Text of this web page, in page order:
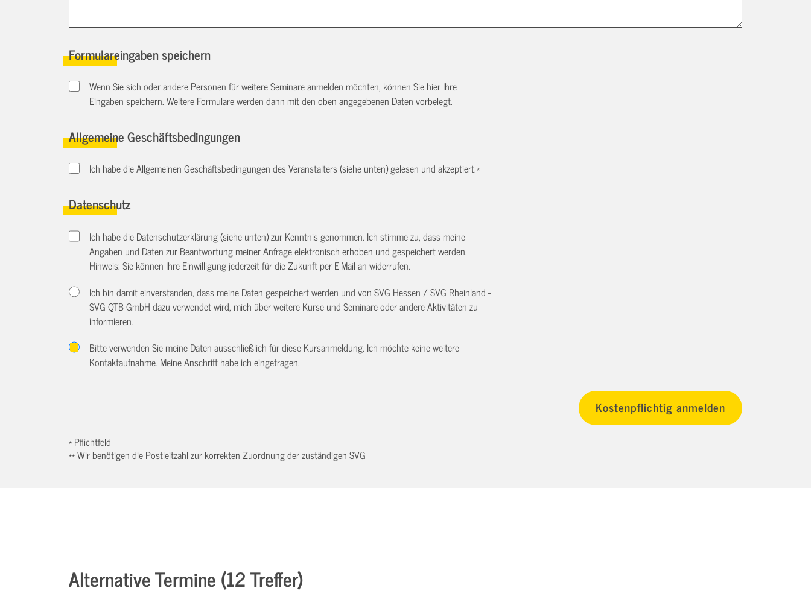
Formulareingaben speichern
Wenn Sie sich oder andere Personen für weitere Seminare anmelden möchten, können Sie hier Ihre
Eingaben speichern. Weitere Formulare werden dann mit den oben angegebenen Daten vorbelegt.
Allgemeine Geschäftsbedingungen
Ich habe die Allgemeinen Geschäftsbedingungen des Veranstalters (siehe unten) gelesen und akzeptiert.*
Datenschutz
Ich habe die Datenschutzerklärung (siehe unten) zur Kenntnis genommen. Ich stimme zu, dass meine
Angaben und Daten zur Beantwortung meiner Anfrage elektronisch erhoben und gespeichert werden.
Hinweis: Sie können Ihre Einwilligung jederzeit für die Zukunft per E-Mail anwiderrufen.
Ich bin damit einverstanden, dass meine Daten gespeichert werden und von SVG Hessen / SVG Rheinland -
SVG QTB GmbH dazu verwendet wird, mich über weitere Kurse und Seminare oder andere Aktivitäten zu
informieren.
Bitte verwenden Sie meine Daten ausschließlich für diese Kursanmeldung. Ich möchte keine weitere
Kontaktaufnahme. Meine Anschrift habe ich eingetragen.
* Pflichtfeld
** Wir benötigen die Postleitzahl zur korrekten Zuordnung der zuständigen SVG
Alternative Termine (12 Treffer)